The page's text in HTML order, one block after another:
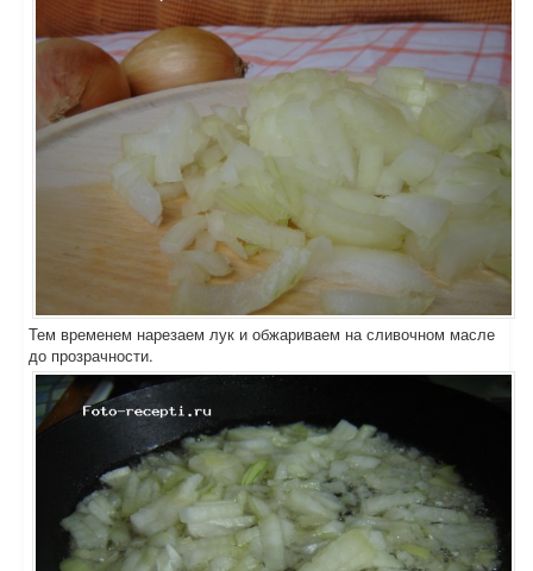
Тем временем нарезаем лук и обжариваем на сливочном масле
до прозрачности.